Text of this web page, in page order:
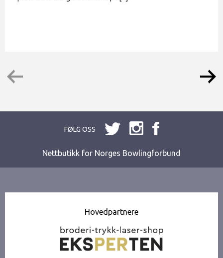
FØLG OSS
Nettbutikk for Norges Bowlingforbund
Hovedpartnere